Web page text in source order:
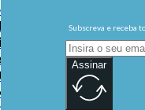
Subscreva e receba
Assinar